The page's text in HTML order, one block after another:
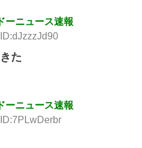
ーニュース速報
た
ーニュース速報